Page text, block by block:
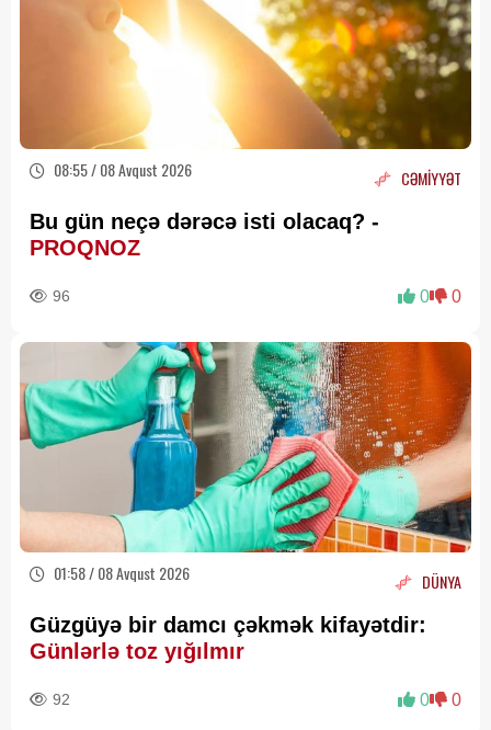
08:55 / 08 Avqust 2026 CƏMİYYƏT
Bu gün neçə dərəcə isti olacaq? -
PROQNOZ
96 0 0
01:58 / 08 Avqust 2026 DÜNYA
Güzgüyə bir damcı çəkmək kifayətdir:
Günlərlə toz yığılmır
92 0 0